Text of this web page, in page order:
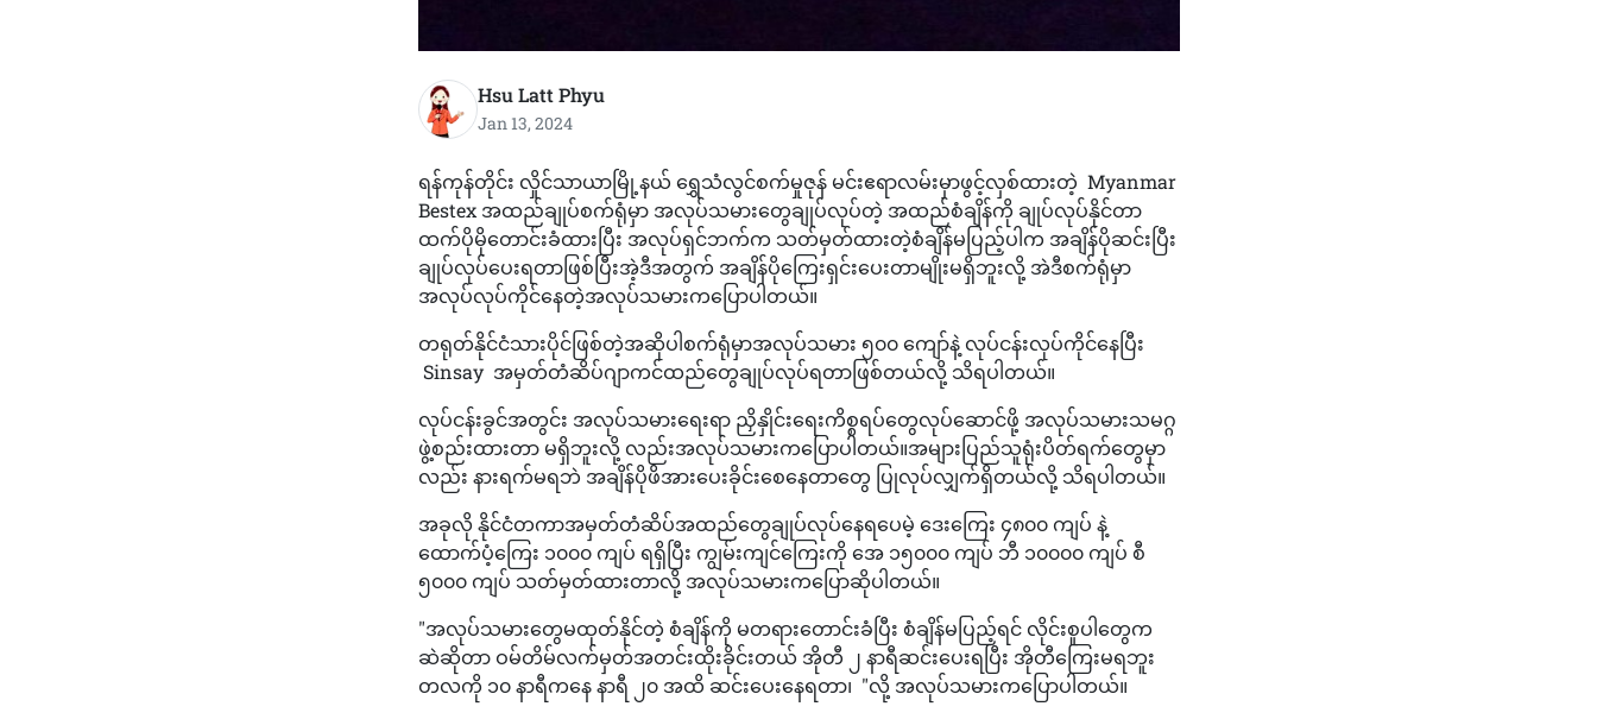
Hsu Latt Phyu
Jan 13, 2024
ရန်ကုန်တိုင်း လှိုင်သာယာမြို့နယ် ရွှေသံလွင်စက်မှုဇုန် မင်းဧရာလမ်းမှာဖွင့်လှစ်ထားတဲ့ Myanmar
Bestex အထည်ချုပ်စက်ရုံမှာ အလုပ်သမားတွေချုပ်လုပ်တဲ့ အထည်စံချိန်ကို ချုပ်လုပ်နိုင်တာ
ထက်ပိုမိုတောင်းခံထားပြီး အလုပ်ရှင်ဘက်က သတ်မှတ်ထားတဲ့စံချိန်မပြည့်ပါက အချိန်ပိုဆင်းပြီး
ချုပ်လုပ်ပေးရတာဖြစ်ပြီးအဲ့ဒီအတွက် အချိန်ပိုကြေးရှင်းပေးတာမျိုးမရှိဘူးလို့ အဲဒီစက်ရုံမှာ
အလုပ်လုပ်ကိုင်နေတဲ့အလုပ်သမားကပြောပါတယ်။
တရုတ်နိုင်ငံသားပိုင်ဖြစ်တဲ့အဆိုပါစက်ရုံမှာအလုပ်သမား ၅၀၀ ကျော်နဲ့ လုပ်ငန်းလုပ်ကိုင်နေပြီး
Sinsay အမှတ်တံဆိပ်ဂျာကင်ထည်တွေချုပ်လုပ်ရတာဖြစ်တယ်လို့ သိရပါတယ်။
လုပ်ငန်းခွင်အတွင်း အလုပ်သမားရေးရာ ညှိနှိုင်းရေးကိစ္စရပ်တွေလုပ်ဆောင်ဖို့ အလုပ်သမားသမဂ္ဂ
ဖွဲ့စည်းထားတာ မရှိဘူးလို့ လည်းအလုပ်သမားကပြောပါတယ်။အများပြည်သူရုံးပိတ်ရက်တွေမှာ
လည်း နားရက်မရဘဲ အချိန်ပိုဖိအားပေးခိုင်းစေနေတာတွေ ပြုလုပ်လျှက်ရှိတယ်လို့ သိရပါတယ်။
အခုလို နိုင်ငံတကာအမှတ်တံဆိပ်အထည်တွေချုပ်လုပ်နေရပေမဲ့ ဒေးကြေး ၄၈၀၀ ကျပ် နဲ့
ထောက်ပံ့ကြေး ၁၀၀၀ ကျပ် ရရှိပြီး ကျွမ်းကျင်ကြေးကို အေ ၁၅၀၀၀ ကျပ် ဘီ ၁၀၀၀၀ ကျပ် စီ
၅၀၀၀ ကျပ် သတ်မှတ်ထားတာလို့ အလုပ်သမားကပြောဆိုပါတယ်။
"အလုပ်သမားတွေမထုတ်နိုင်တဲ့ စံချိန်ကို မတရားတောင်းခံပြီး စံချိန်မပြည့်ရင် လိုင်းစူပါတွေက
ဆဲဆိုတာ ဝမ်တိမ်လက်မှတ်အတင်းထိုးခိုင်းတယ် အိုတီ ၂ နာရီဆင်းပေးရပြီး အိုတီကြေးမရဘူး
တလကို ၁၀ နာရီကနေ နာရီ ၂၀ အထိ ဆင်းပေးနေရတာ၊ "လို့ အလုပ်သမားကပြောပါတယ်။